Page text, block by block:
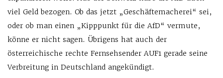
viel Geld bezogen. Ob das jetzt „Geschäftemacherei“ sei,
oder ob man einen „Kipppunkt für die AfD“ vermute,
könne er nicht sagen. Übrigens hat auch der
österreichische rechte Fernsehsender AUF1 gerade seine
Verbreitung in Deutschland angekündigt.